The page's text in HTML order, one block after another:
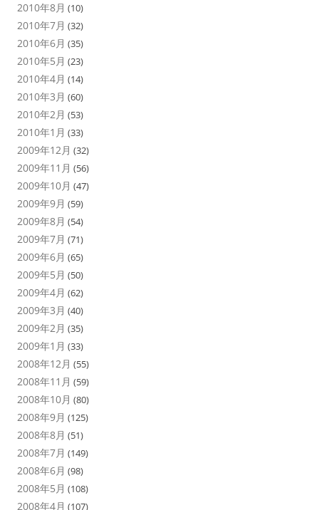
2010年8月 (10)
2010年7月 (32)
2010年6月 (35)
2010年5月 (23)
2010年4月 (14)
2010年3月 (60)
2010年2月 (53)
2010年1月 (33)
2009年12月 (32)
2009年11月 (56)
2009年10月 (47)
2009年9月 (59)
2009年8月 (54)
2009年7月 (71)
2009年6月 (65)
2009年5月 (50)
2009年4月 (62)
2009年3月 (40)
2009年2月 (35)
2009年1月 (33)
2008年12月 (55)
2008年11月 (59)
2008年10月 (80)
2008年9月 (125)
2008年8月 (51)
2008年7月 (149)
2008年6月 (98)
2008年5月 (108)
2008年4月 (107)